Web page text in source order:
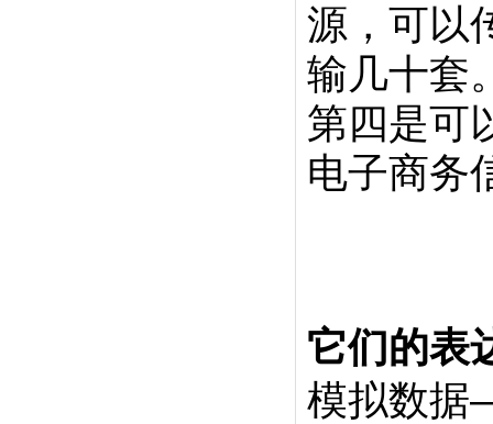
源，可以
输几十套
第四是可
电子商务
它们的表
模拟数